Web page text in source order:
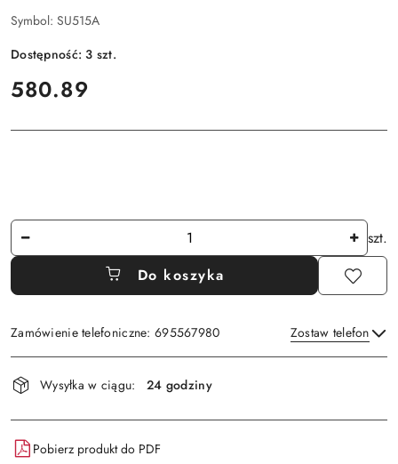
Symbol: SU515A
Dostępność:3 szt.
cena:
580.89
Ilość
szt.
Do koszyka
Zamówienie telefoniczne: 695567980 Zostaw telefon
Dostępność
i
dostawa
Wysyłka w ciągu: 24 godziny
Pobierz produkt do PDF